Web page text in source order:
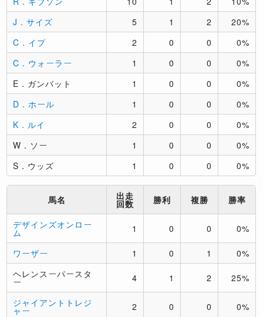
J．サイズ
5 1 2
20%
C．イプ
2 0 0
0%
C．ウォーラー
1 0 0
0%
E．ガンバット
1 0 0
0%
D．ホール
1 0 0
0%
K．ルイ
2 0 0
0%
W．ソー
1 0 0
0%
S．ウッズ
1 0 0 0%
馬名 出走
回数 勝利 複勝 勝率
デザインズオンロー
ム 1 0 0 0%
ワーザー 1 0 1
0%
ヘレンスーパースタ
ー 4 1 2 25%
ジャイアントトレジ
ャー 2 0 0 0%